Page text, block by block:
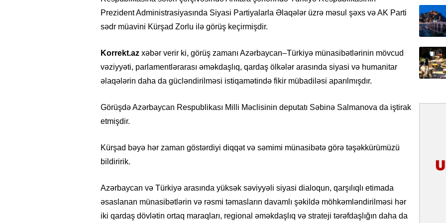
Prezident Administrasiyasında Siyasi Partiyalarla Əlaqələr üzrə məsul şəxs və AK Parti
sədr müavini Kürşad Zorlu ilə görüş keçirmişdir.
Korrekt.az xəbər verir ki, görüş zamanı Azərbaycan–Türkiyə münasibətlərinin mövcud
vəziyyəti, parlamentlərarası əməkdaşlıq, qardaş ölkələr arasında siyasi və humanitar
əlaqələrin daha da gücləndirilməsi istiqamətində fikir mübadiləsi aparılmışdır.
Görüşdə Azərbaycan Respublikası Milli Məclisinin deputatı Səbinə Salmanova da iştirak
etmişdir.
Kürşad bəyə hər zaman göstərdiyi diqqət və səmimi münasibətə görə təşəkkürümüzü
bildiririk.
Azərbaycan və Türkiyə arasında yüksək səviyyəli siyasi dialoqun, qarşılıqlı etimada
əsaslanan münasibətlərin və rəsmi təmasların davamlı şəkildə möhkəmləndirilməsi hər
iki qardaş dövlətin ortaq maraqları, regional əməkdaşlıq və strateji tərəfdaşlığın daha da
Tarixin
İlin ilk
çox